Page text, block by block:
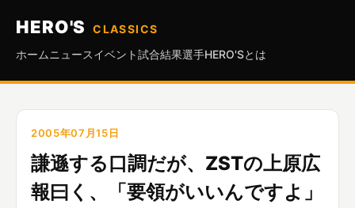
HERO'S
CLASSICS
ホーム ニュースイベント試合結果選手HERO'Sとは
2005年07月15日
謙遜する口調だが、ZSTの上原広
報曰く、「要領がいいんですよ」